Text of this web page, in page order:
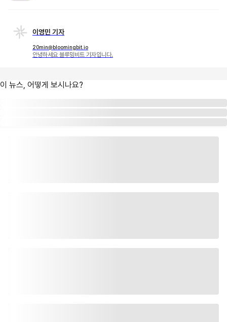
이영민 기자
20min@bloomingbit.io
안녕하세요 블루밍비트 기자입니다.
이 뉴스, 어떻게 보시나요?